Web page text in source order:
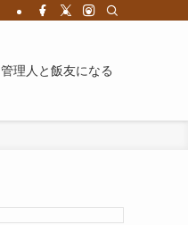
管理人と飯友になる